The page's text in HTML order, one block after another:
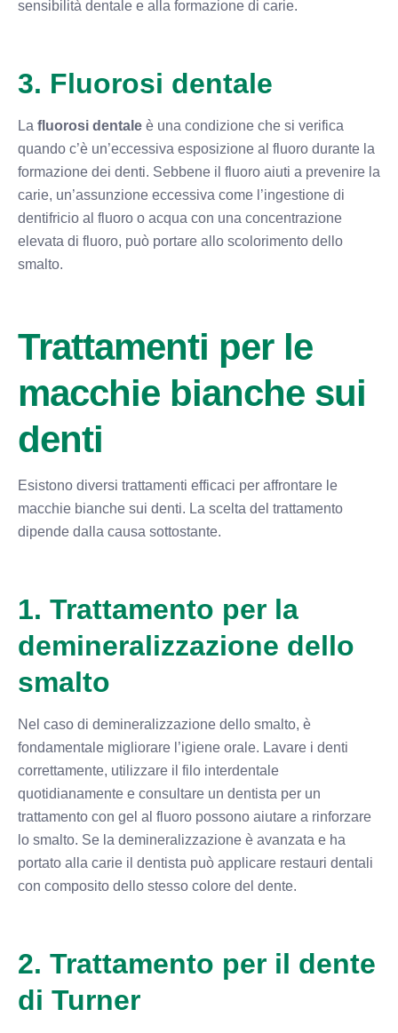
sensibilità dentale e alla formazione di carie.
3. Fluorosi dentale
La fluorosi dentale è una condizione che si verifica
quando c’è un’eccessiva esposizione al fluoro durante la
formazione dei denti. Sebbene il fluoro aiuti a prevenire la
carie, un’assunzione eccessiva come l’ingestione di
dentifricio al fluoro o acqua con una concentrazione
elevata di fluoro, può portare allo scolorimento dello
smalto.
Trattamenti per le
macchie bianche sui
denti
Esistono diversi trattamenti efficaci per affrontare le
macchie bianche sui denti. La scelta del trattamento
dipende dalla causa sottostante.
1. Trattamento per la
demineralizzazione dello
smalto
Nel caso di demineralizzazione dello smalto, è
fondamentale migliorare l’igiene orale. Lavare i denti
correttamente, utilizzare il filo interdentale
quotidianamente e consultare un dentista per un
trattamento con gel al fluoro possono aiutare a rinforzare
lo smalto. Se la demineralizzazione è avanzata e ha
portato alla carie il dentista può applicare restauri dentali
con composito dello stesso colore del dente.
2. Trattamento per il dente
di Turner